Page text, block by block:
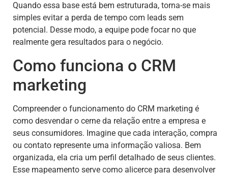
Quando essa base está bem estruturada, torna-se mais
simples evitar a perda de tempo com leads sem
potencial. Desse modo, a equipe pode focar no que
realmente gera resultados para o negócio.
Como funciona o CRM
marketing
Compreender o funcionamento do CRM marketing é
como desvendar o cerne da relação entre a empresa e
seus consumidores. Imagine que cada interação, compra
ou contato represente uma informação valiosa. Bem
organizada, ela cria um perfil detalhado de seus clientes.
Esse mapeamento serve como alicerce para desenvolver